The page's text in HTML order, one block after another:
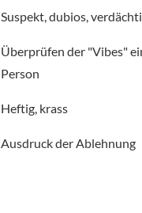
Suspekt, dubios,
Überprüfen der "Vibes"
Person
Heftig, krass
Ausdruck der Ablehnung